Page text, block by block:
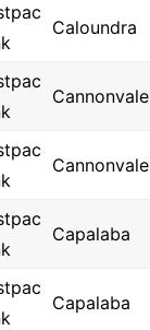
Caloundra
Cannonvale
Cannonvale
Capalaba
Capalaba